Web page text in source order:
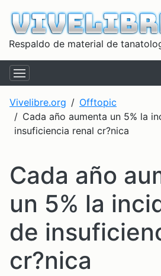
Respaldo de material de
Vivelibre.org
Offtopic
Cada año aumenta un 5% la
insuficiencia renal cr?nica
Cada año
un 5% la
de
cr?nica